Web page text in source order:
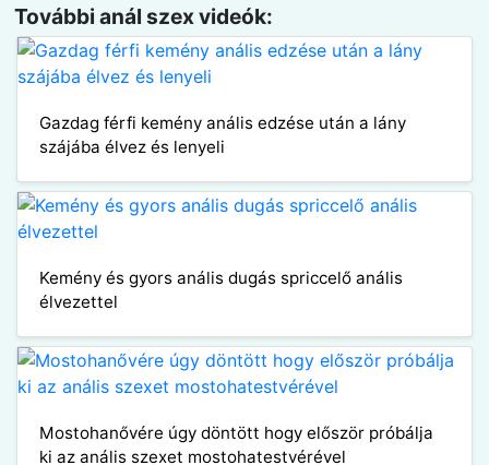
További anál szex videók:
Gazdag férfi kemény anális edzése után a lány
szájába élvez és lenyeli
Kemény és gyors anális dugás spriccelő anális
élvezettel
Mostohanővére úgy döntött hogy először próbálja
ki az anális szexet mostohatestvérével